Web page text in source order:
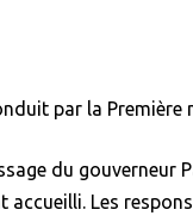
par la
du gouverneur
accueilli. Les